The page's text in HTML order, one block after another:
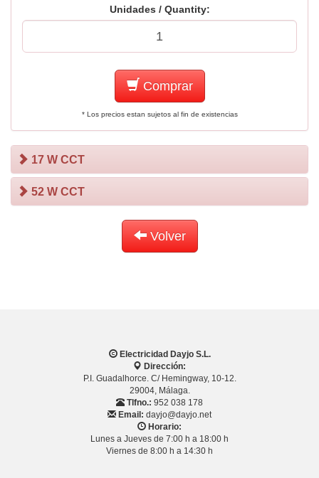
Unidades / Quantity:
Comprar
* Los precios estan sujetos al fin de existencias
17 W CCT
52 W CCT
Volver
Electricidad Dayjo S.L.
Dirección:
P.I. Guadalhorce. C/ Hemingway, 10-12.
29004, Málaga.
Tlfno.: 952 038 178
Email: dayjo@dayjo.net
Horario:
Lunes a Jueves de 7:00 h a 18:00 h
Viernes de 8:00 h a 14:30 h